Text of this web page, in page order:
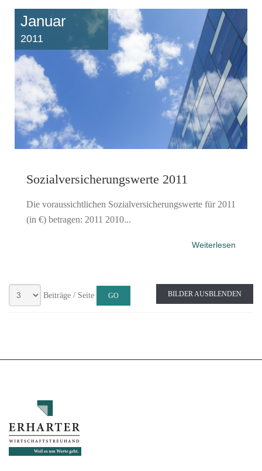
Januar
2011
Sozialversicherungswerte 2011
Die voraussichtlichen Sozialversicherungswerte für 2011
(in €) betragen: 2011 2010...
Weiterlesen
Beiträge / Seite BILDER AUSBLENDEN